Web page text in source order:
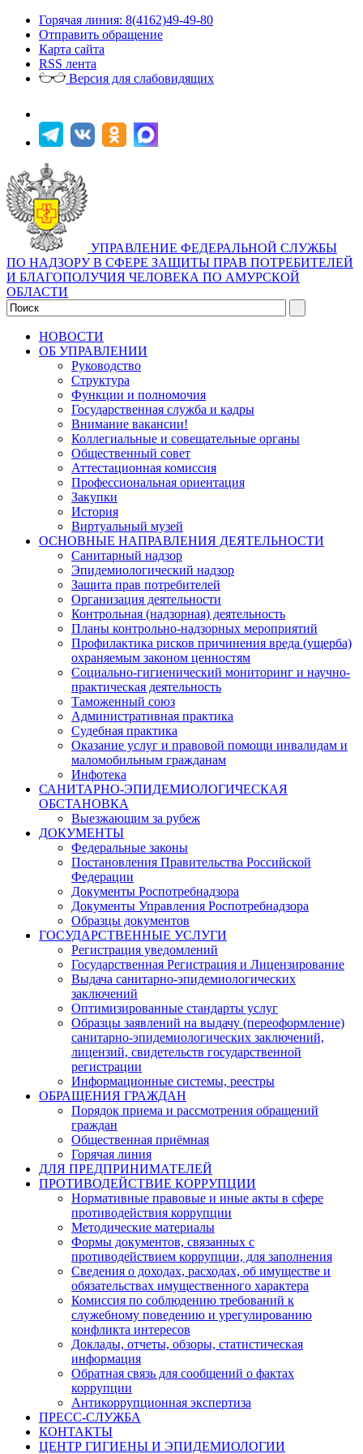
Горячая линия: 8(4162)49-49-80
Отправить обращение
Карта сайта
RSS лента
Версия для слабовидящих
УПРАВЛЕНИЕ ФЕДЕРАЛЬНОЙ СЛУЖБЫ
ПО НАДЗОРУ В СФЕРЕ ЗАЩИТЫ ПРАВ ПОТРЕБИТЕЛЕЙ
И БЛАГОПОЛУЧИЯ ЧЕЛОВЕКА ПО АМУРСКОЙ
ОБЛАСТИ
НОВОСТИ
ОБ УПРАВЛЕНИИ
Руководство
Структура
Функции и полномочия
Государственная служба и кадры
Внимание вакансии!
Коллегиальные и совещательные органы
Общественный совет
Аттестационная комиссия
Профессиональная ориентация
Закупки
История
Виртуальный музей
ОСНОВНЫЕ НАПРАВЛЕНИЯ ДЕЯТЕЛЬНОСТИ
Санитарный надзор
Эпидемиологический надзор
Защита прав потребителей
Организация деятельности
Контрольная (надзорная) деятельность
Планы контрольно-надзорных мероприятий
Профилактика рисков причинения вреда (ущерба)
охраняемым законом ценностям
Социально-гигиенический мониторинг и научно-
практическая деятельность
Таможенный союз
Административная практика
Судебная практика
Оказание услуг и правовой помощи инвалидам и
маломобильным гражданам
Инфотека
САНИТАРНО-ЭПИДЕМИОЛОГИЧЕСКАЯ
ОБСТАНОВКА
Выезжающим за рубеж
ДОКУМЕНТЫ
Федеральные законы
Постановления Правительства Российской
Федерации
Документы Роспотребнадзора
Документы Управления Роспотребнадзора
Образцы документов
ГОСУДАРСТВЕННЫЕ УСЛУГИ
Регистрация уведомлений
Государственная Регистрация и Лицензирование
Выдача санитарно-эпидемиологических
заключений
Оптимизированные стандарты услуг
Образцы заявлений на выдачу (переоформление)
санитарно-эпидемиологических заключений,
лицензий, свидетельств государственной
регистрации
Информационные системы, реестры
ОБРАЩЕНИЯ ГРАЖДАН
Порядок приема и рассмотрения обращений
граждан
Общественная приёмная
Горячая линия
ДЛЯ ПРЕДПРИНИМАТЕЛЕЙ
ПРОТИВОДЕЙСТВИЕ КОРРУПЦИИ
Нормативные правовые и иные акты в сфере
противодействия коррупции
Методические материалы
Формы документов, связанных с
противодействием коррупции, для заполнения
Сведения о доходах, расходах, об имуществе и
обязательствах имущественного характера
Комиссия по соблюдению требований к
служебному поведению и урегулированию
конфликта интересов
Доклады, отчеты, обзоры, статистическая
информация
Обратная связь для сообщений о фактах
коррупции
Антикоррупционная экспертиза
ПРЕСС-СЛУЖБА
КОНТАКТЫ
ЦЕНТР ГИГИЕНЫ И ЭПИДЕМИОЛОГИИ